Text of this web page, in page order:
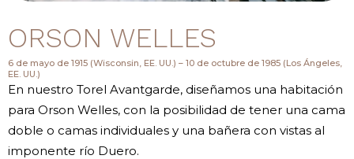
ORSON WELLES
6 de mayo de 1915 (Wisconsin, EE. UU.) – 10 de octubre de 1985 (Los Ángeles,
EE. UU.)
En nuestro Torel Avantgarde, diseñamos una habitación
para Orson Welles, con la posibilidad de tener una cama
doble o camas individuales y una bañera con vistas al
imponente río Duero.